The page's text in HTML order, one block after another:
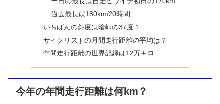
過去最長は180km/20時間
いちばんの斜度は暗峠の37度？
サイクリストの月間走行距離の平均は？
年間走行距離の世界記録は12万キロ
今年の年間走行距離は何km？